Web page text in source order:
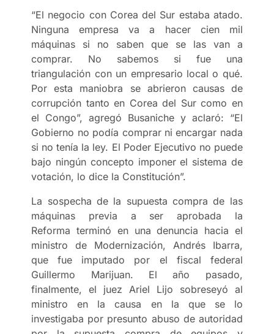
“El negocio con Corea del Sur estaba atado.
Ninguna empresa va a hacer cien mil
máquinas si no saben que se las van a
comprar. No sabemos si fue una
triangulación con un empresario local o qué.
Por esta maniobra se abrieron causas de
corrupción tanto en Corea del Sur como en
el Congo”, agregó Busaniche y aclaró: “El
Gobierno no podía comprar ni encargar nada
si no tenía la ley. El Poder Ejecutivo no puede
bajo ningún concepto imponer el sistema de
votación, lo dice la Constitución”.
La sospecha de la supuesta compra de las
máquinas previa a ser aprobada la
Reforma terminó en una denuncia hacia el
ministro de Modernización, Andrés Ibarra,
que fue imputado por el fiscal federal
Guillermo Marijuan. El año pasado,
finalmente, el juez Ariel Lijo sobreseyó al
ministro en la causa en la que se lo
investigaba por presunto abuso de autoridad